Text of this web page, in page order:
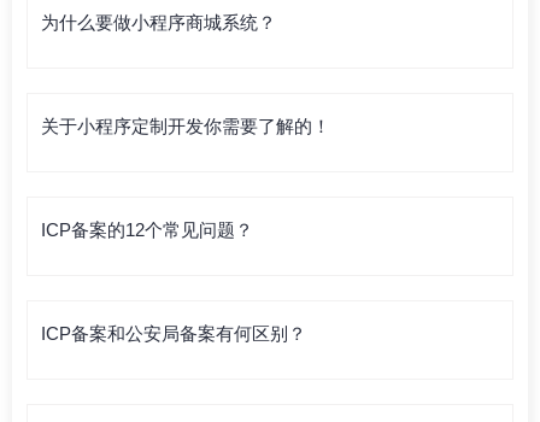
为什么要做小程序商城系统？
关于小程序定制开发你需要了解的！
ICP备案的12个常见问题？
ICP备案和公安局备案有何区别？